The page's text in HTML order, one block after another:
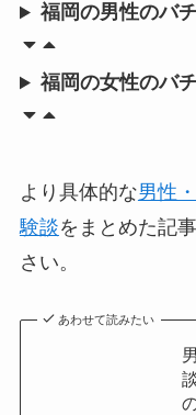
福岡の男性のバ
福岡の女性のバ
より具体的な男性
験談をまとめた記
さい。
あわせて読みたい